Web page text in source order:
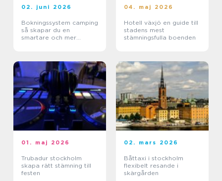
02. juni 2026
Bokningssystem camping
så skapar du en
smartare och mer
04. maj 2026
Hotell växjö en guide till
stadens mest
stämningsfulla boenden
01. maj 2026
Trubadur stockholm
skapa rätt stämning till
festen
02. mars 2026
Båttaxi i stockholm
flexibelt resande i
skärgården